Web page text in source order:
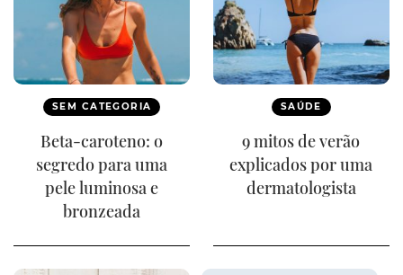
SEM CATEGORIA
Beta-caroteno: o
segredo para uma
pele luminosa e
bronzeada
SAÚDE
9 mitos de verão
explicados por uma
dermatologista